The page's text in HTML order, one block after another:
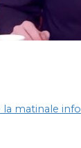
la matinale info